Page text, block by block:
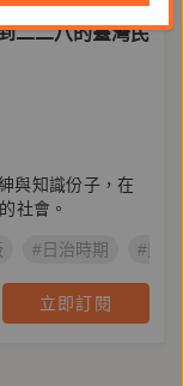
二二八的臺灣民
與知識份子，在
社會。
#日治時期 #民
立即訂閱